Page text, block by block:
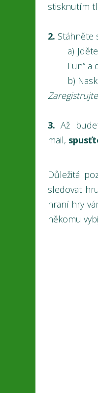
stisknutím
2. Stáhněte
a)
Fun“ a
b)
3. Až
mail,
Důležitá
sledovat
hraní hry
někomu